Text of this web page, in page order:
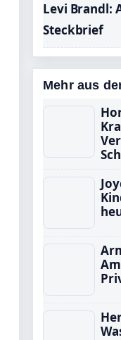
Levi Brandl:
Steckbrief
Mehr aus